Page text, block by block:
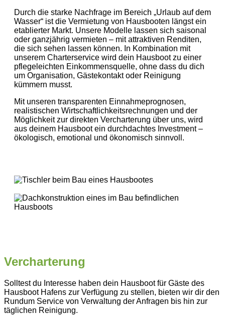
Durch die starke Nachfrage im Bereich „Urlaub auf dem
Wasser“ ist die Vermietung von Hausbooten längst ein
etablierter Markt. Unsere Modelle lassen sich saisonal
oder ganzjährig vermieten – mit attraktiven Renditen,
die sich sehen lassen können. In Kombination mit
unserem Charterservice wird dein Hausboot zu einer
pflegeleichten Einkommensquelle, ohne dass du dich
um Organisation, Gästekontakt oder Reinigung
kümmern musst.
Mit unseren transparenten Einnahmeprognosen,
realistischen Wirtschaftlichkeitsrechnungen und der
Möglichkeit zur direkten Vercharterung über uns, wird
aus deinem Hausboot ein durchdachtes Investment –
ökologisch, emotional und ökonomisch sinnvoll.
Vercharterung
Solltest du Interesse haben dein Hausboot für Gäste des
Hausboot Hafens zur Verfügung zu stellen, bieten wir dir den
Rundum Service von Verwaltung der Anfragen bis hin zur
täglichen Reinigung.